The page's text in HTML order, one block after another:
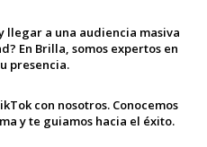
llegar a una audiencia masiva
En Brilla, somos expertos en
presencia.
con nosotros. Conocemos
y te guiamos hacia el éxito.